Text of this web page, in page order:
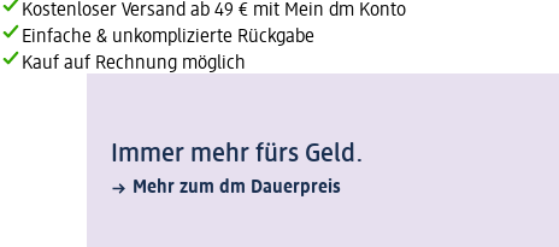
Kostenloser Versand ab 49 € mit Mein dm Konto
Einfache & unkomplizierte Rückgabe
Kauf auf Rechnung möglich
Immer mehr fürs Geld.
Mehr zum dm Dauerpreis